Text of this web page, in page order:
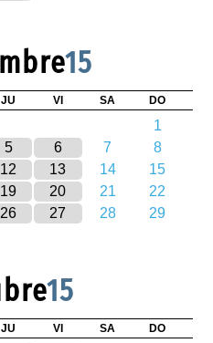
15
JU VI SA DO
1
5 6 7
8
12 13 14
15
19 20 21
22
26 27 28
29
15
JU VI SA DO